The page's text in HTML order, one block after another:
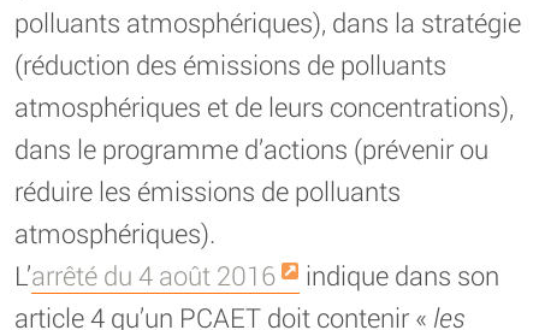
polluants atmosphériques), dans la stratégie
(réduction des émissions de polluants
atmosphériques et de leurs concentrations),
dans le programme d’actions (prévenir ou
réduire les émissions de polluants
atmosphériques).
L’arrêté du 4 août 2016
indique dans son
article 4 qu’un PCAET doit contenir « les